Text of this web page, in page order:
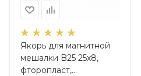
Якорь для магнитной
мешалки B25 25x8,
фторопласт,